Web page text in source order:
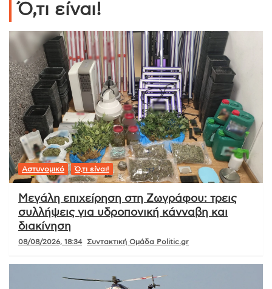
Ό,τι είναι!
Αστυνομικό Ό,τι είναι!
Μεγάλη επιχείρηση στη Ζωγράφου: τρεις
συλλήψεις για υδροπονική κάνναβη και
διακίνηση
08/08/2026, 18:34 Συντακτική Ομάδα Politic.gr